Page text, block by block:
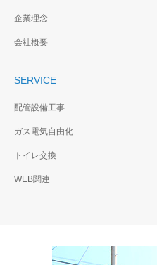
企業理念
会社概要
SERVICE
配管設備工事
ガス電気自由化
トイレ交換
WEB関連